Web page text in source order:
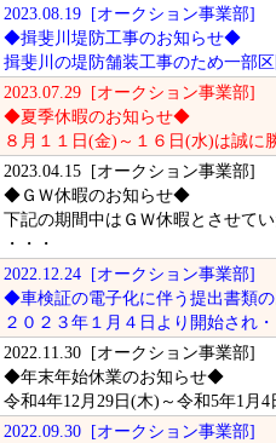
2023.08.19 [オークション事業部]
◆揖斐川堤防工事のお知らせ◆
揖斐川の堤防舗装工事のため一部
2023.07.29 [オークション事業部]
◆夏季休暇のお知らせ◆
８月１１日(金)～１６日(水)は誠に
2023.04.15 [オークション事業部]
◆ＧＷ休暇のお知らせ◆
下記の期間中はＧＷ休暇とさせてい
・・・
2022.12.24 [オークション事業部]
◆車検証の電子化に伴う提出書類
２０２３年１月４日より開始され・
2022.11.30 [オークション事業部]
◆年末年始休業のお知らせ◆
令和4年12月29日(木)～令和5年1月4
2022.09.30 [オークション事業部]